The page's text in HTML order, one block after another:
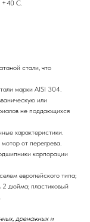
+40 С.
стали, что
марки AISI 304.
или
не поддающихся
характеристики.
от перегрева.
корпорации
европейского типа;
2 дюйма; пластиковый
дренажных и